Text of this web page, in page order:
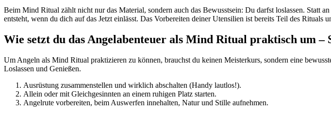
Beim Mind Ritual zählt nicht nur das Material, sondern auch das Bewusstsein: Du darfst loslassen. Statt
entsteht, wenn du dich auf das Jetzt einlässt. Das Vorbereiten deiner Utensilien ist bereits Teil des Rituals
Wie setzt du das Angelabenteuer als Mind Ritual praktisch um
Um Angeln als Mind Ritual praktizieren zu können, brauchst du keinen Meisterkurs, sondern eine
Loslassen und Genießen.
Ausrüstung zusammenstellen und wirklich abschalten (Handy lautlos!).
Allein oder mit Gleichgesinnten an einem ruhigen Platz starten.
Angelrute vorbereiten, beim Auswerfen innehalten, Natur und Stille aufnehmen.